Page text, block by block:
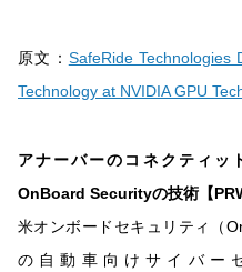
原文： SafeRide Technologies
Technology at NVIDIA GPU
アナーバーのコネクティッ
OnBoard Securityの技術【
米オンボードセキュリティ（
の自動車向けサイバー